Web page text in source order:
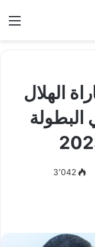
الهلال
البطولة
3٬042